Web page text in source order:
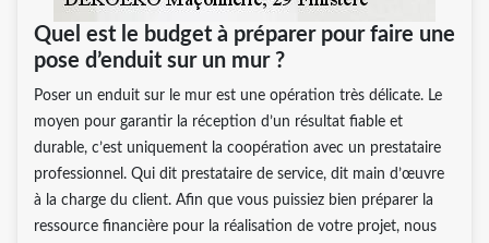
Quel est le budget à préparer pour faire une
pose d’enduit sur un mur ?
Poser un enduit sur le mur est une opération très délicate. Le
moyen pour garantir la réception d’un résultat fiable et
durable, c’est uniquement la coopération avec un prestataire
professionnel. Qui dit prestataire de service, dit main d’œuvre
à la charge du client. Afin que vous puissiez bien préparer la
ressource financière pour la réalisation de votre projet, nous